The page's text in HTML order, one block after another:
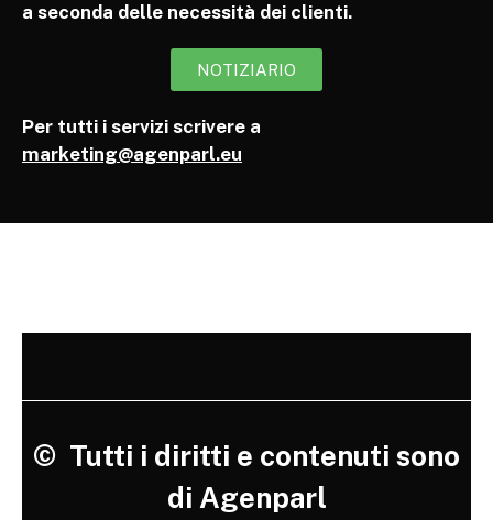
a seconda delle necessità dei clienti.
NOTIZIARIO
Per tutti i servizi scrivere a
marketing@agenparl.eu
© Tutti i diritti e contenuti sono
di Agenparl